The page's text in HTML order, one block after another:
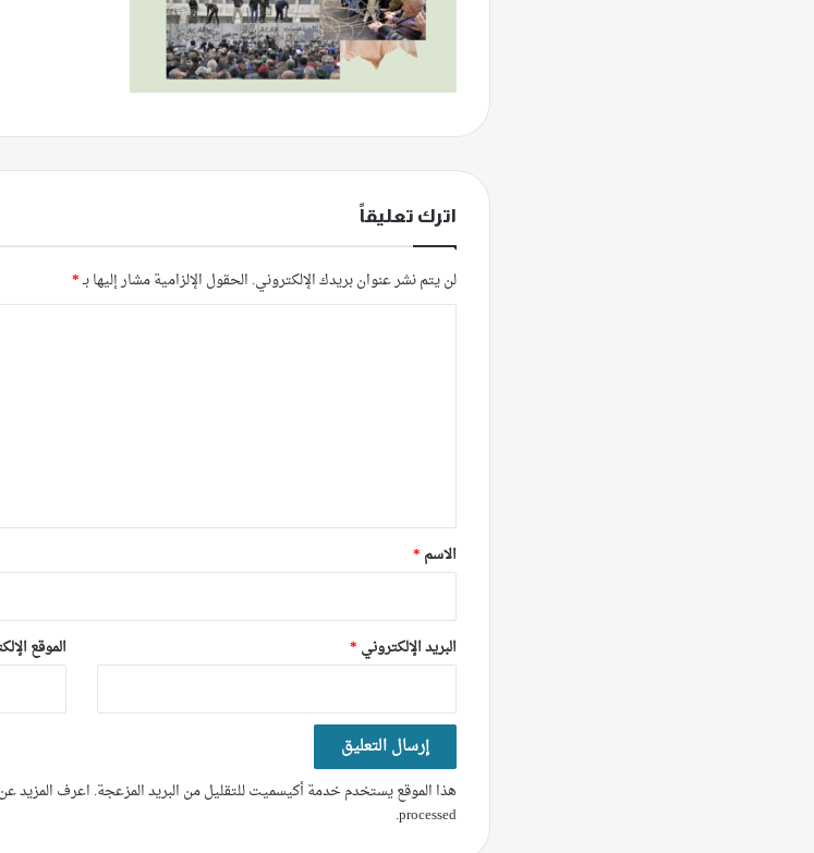
اترك تعليقاً
لن يتم نشر عنوان بريدك الإلكتروني. الحقول الإلزامية مشار إليها بـ*
*
الاسم *
البريد الإلكتروني * الموقع
هذا الموقع يستخدم خدمة أكيسميت للتقليل من البريد المزعجة.اعرف المزيد
processed
.